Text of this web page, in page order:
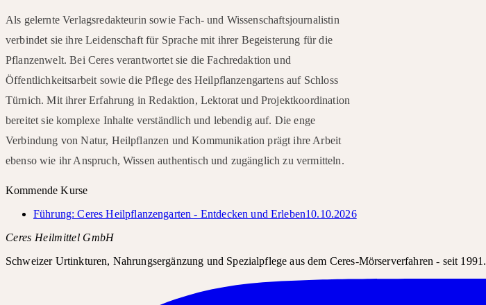
Als gelernte Verlagsredakteurin sowie Fach- und Wissenschaftsjournalistin
verbindet sie ihre Leidenschaft für Sprache mit ihrer Begeisterung für die
Pflanzenwelt. Bei Ceres verantwortet sie die Fachredaktion und
Öffentlichkeitsarbeit sowie die Pflege des Heilpflanzengartens auf Schloss
Türnich. Mit ihrer Erfahrung in Redaktion, Lektorat und Projektkoordination
bereitet sie komplexe Inhalte verständlich und lebendig auf. Die enge
Verbindung von Natur, Heilpflanzen und Kommunikation prägt ihre Arbeit
ebenso wie ihr Anspruch, Wissen authentisch und zugänglich zu vermitteln.
Kommende Kurse
Führung: Ceres Heilpflanzengarten - Entdecken und Erleben10.10.2026
Ceres Heilmittel GmbH
Schweizer Urtinkturen, Nahrungsergänzung und Spezialpflege aus dem Ceres-Mörserverfahren - seit 1991.